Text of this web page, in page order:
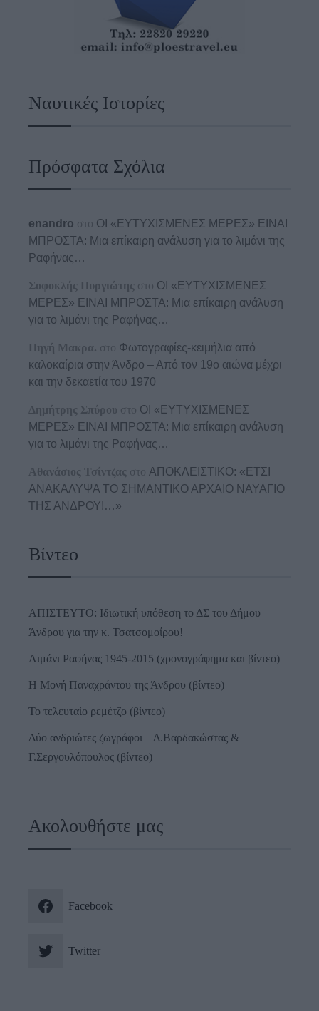
Ναυτικές Ιστορίες
Πρόσφατα Σχόλια
enandro στο ΟΙ «ΕΥΤΥΧΙΣΜΕΝΕΣ ΜΕΡΕΣ» ΕΙΝΑΙ
ΜΠΡΟΣΤΑ: Μια επίκαιρη ανάλυση για το λιμάνι της
Ραφήνας…
Σοφοκλής Πυργιώτης στο ΟΙ «ΕΥΤΥΧΙΣΜΕΝΕΣ
ΜΕΡΕΣ» ΕΙΝΑΙ ΜΠΡΟΣΤΑ: Μια επίκαιρη ανάλυση
για το λιμάνι της Ραφήνας…
Πηγή Μακρα. στο Φωτογραφίες-κειμήλια από
καλοκαίρια στην Άνδρο – Από τον 19ο αιώνα μέχρι
και την δεκαετία του 1970
Δημήτρης Σπύρου στο ΟΙ «ΕΥΤΥΧΙΣΜΕΝΕΣ
ΜΕΡΕΣ» ΕΙΝΑΙ ΜΠΡΟΣΤΑ: Μια επίκαιρη ανάλυση
για το λιμάνι της Ραφήνας…
Αθανάσιος Τσίντζας στο ΑΠΟΚΛΕΙΣΤΙΚΟ: «ΕΤΣΙ
ΑΝΑΚΑΛΥΨΑ ΤΟ ΣΗΜΑΝΤΙΚΟ ΑΡΧΑΙΟ ΝΑΥΑΓΙΟ
ΤΗΣ ΑΝΔΡΟΥ!…»
Βίντεο
ΑΠΙΣΤΕΥΤΟ: Ιδιωτική υπόθεση το ΔΣ του Δήμου
Άνδρου για την κ. Τσατσομοίρου!
Λιμάνι Ραφήνας 1945-2015 (χρονογράφημα και βίντεο)
Η Μονή Παναχράντου της Άνδρου (βίντεο)
Το τελευταίο ρεμέτζο (βίντεο)
Δύο ανδριώτες ζωγράφοι – Δ.Βαρδακώστας &
Γ.Σεργουλόπουλος (βίντεο)
Ακολουθήστε μας
Facebook
Twitter